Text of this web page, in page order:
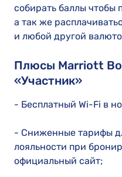
собирать баллы чтобы
а так же
и любой другой
Плюсы Marriott
«Участник»
- Бесплатный Wi-Fi в
- Сниженные тарифы
лояльности при
официальный сайт;